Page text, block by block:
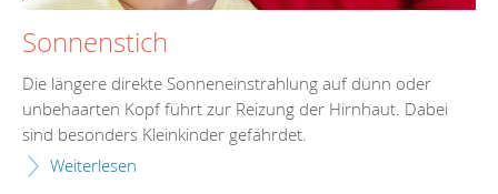
Sonnenstich
Die längere direkte Sonneneinstrahlung auf dünn oder
unbehaarten Kopf führt zur Reizung der Hirnhaut. Dabei
sind besonders Kleinkinder gefährdet.
Weiterlesen